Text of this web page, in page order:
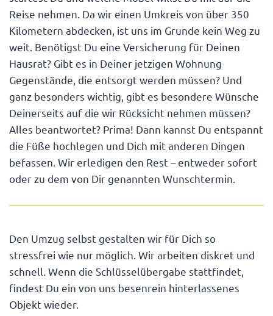
Reise nehmen. Da wir einen Umkreis von über 350
Kilometern abdecken, ist uns im Grunde kein Weg zu
weit. Benötigst Du eine Versicherung für Deinen
Hausrat? Gibt es in Deiner jetzigen Wohnung
Gegenstände, die entsorgt werden müssen? Und
ganz besonders wichtig, gibt es besondere Wünsche
Deinerseits auf die wir Rücksicht nehmen müssen?
Alles beantwortet? Prima! Dann kannst Du entspannt
die Füße hochlegen und Dich mit anderen Dingen
befassen. Wir erledigen den Rest – entweder sofort
oder zu dem von Dir genannten Wunschtermin.
Den Umzug selbst gestalten wir für Dich so
stressfrei wie nur möglich. Wir arbeiten diskret und
schnell. Wenn die Schlüsselübergabe stattfindet,
findest Du ein von uns besenrein hinterlassenes
Objekt wieder.